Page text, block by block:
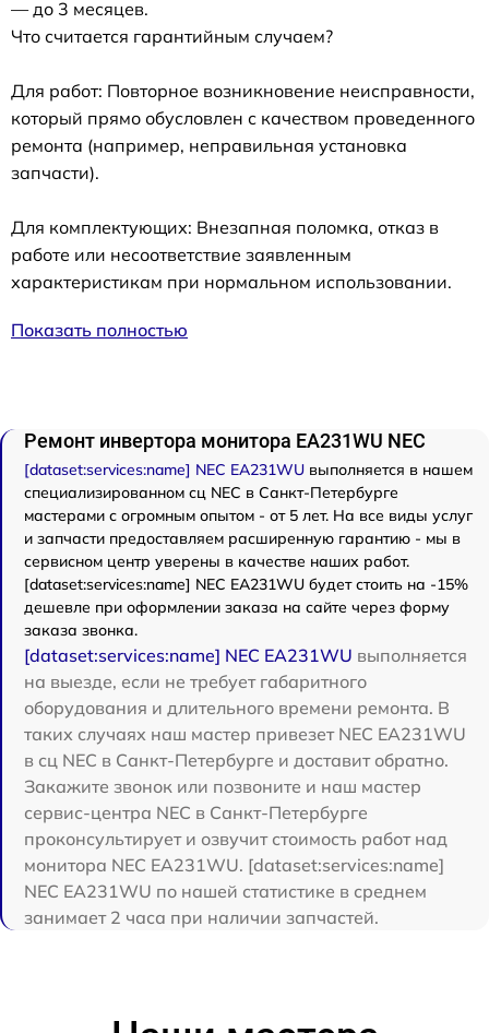
— до 3 месяцев.
Что считается гарантийным случаем?
Для работ: Повторное возникновение неисправности,
который прямо обусловлен с качеством проведенного
ремонта (например, неправильная установка
запчасти).
Для комплектующих: Внезапная поломка, отказ в
работе или несоответствие заявленным
характеристикам при нормальном использовании.
Показать полностью
Ремонт инвертора монитора EA231WU NEC
[dataset:services:name] NEC EA231WU выполняется в нашем
специализированном сц NEC в Санкт-Петербурге
мастерами с огромным опытом - от 5 лет. На все виды услуг
и запчасти предоставляем расширенную гарантию - мы в
сервисном центр уверены в качестве наших работ.
[dataset:services:name] NEC EA231WU будет стоить на -15%
дешевле при оформлении заказа на сайте через форму
заказа звонка.
[dataset:services:name] NEC EA231WU выполняется
на выезде, если не требует габаритного
оборудования и длительного времени ремонта. В
таких случаях наш мастер привезет NEC EA231WU
в сц NEC в Санкт-Петербурге и доставит обратно.
Закажите звонок или позвоните и наш мастер
сервис-центра NEC в Санкт-Петербурге
проконсультирует и озвучит стоимость работ над
монитора NEC EA231WU. [dataset:services:name]
NEC EA231WU по нашей статистике в среднем
занимает 2 часа при наличии запчастей.